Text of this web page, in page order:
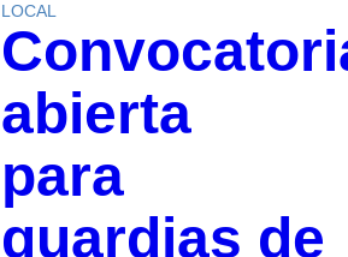
LOCAL
abierta
para
guardias de